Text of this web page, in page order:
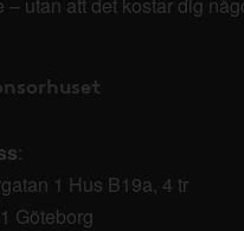
:
1 Hus B19a, 4 tr
Göteborg